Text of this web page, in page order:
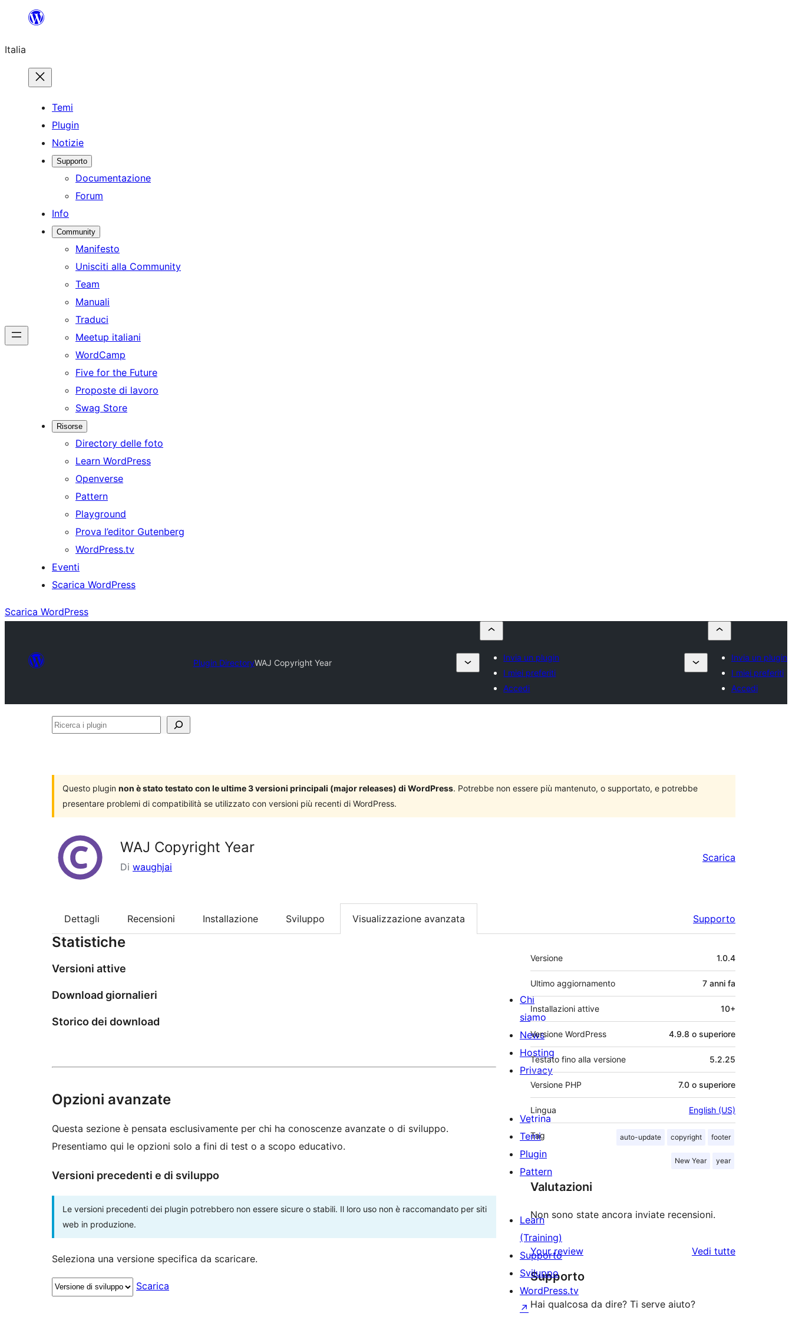
contenuto
Italia
Temi
Plugin
Notizie
Supporto
Documentazione
Forum
Info
Community
Manifesto
Unisciti alla Community
Team
Manuali
Traduci
Meetup italiani
WordCamp
Five for the Future
Proposte di lavoro
Swag Store
Risorse
Directory delle foto
Learn WordPress
Openverse
Pattern
Playground
Prova l’editor Gutenberg
WordPress.tv
Eventi
Scarica WordPress
Scarica WordPress
Plugin DirectoryWAJ Copyright Year
Invia un plugin
I miei preferiti
Accedi
Invia un plugin
I miei preferiti
Accedi
Ricerca
Questo plugin non è stato testato con le ultime 3 versioni principali (major releases) di WordPress. Potrebbe non essere più mantenuto, o supportato, e potrebbe
presentare problemi di compatibilità se utilizzato con versioni più recenti di WordPress.
WAJ Copyright Year
Di waughjai
Scarica
Dettagli Recensioni Installazione Sviluppo Visualizzazione avanzata Supporto
Statistiche
Versioni attive
Download giornalieri
Storico dei download
Opzioni avanzate
Questa sezione è pensata esclusivamente per chi ha conoscenze avanzate o di sviluppo.
Presentiamo qui le opzioni solo a fini di test o a scopo educativo.
Versioni precedenti e di sviluppo
Le versioni precedenti dei plugin potrebbero non essere sicure o stabili. Il loro uso non è raccomandato per siti
web in produzione.
Seleziona una versione specifica da scaricare.
Scarica
Meta
Versione 1.0.4
Ultimo aggiornamento 7 anni fa
Installazioni attive 10+
Versione WordPress 4.9.8 o superiore
Testato fino alla versione 5.2.25
Versione PHP 7.0 o superiore
Lingua English (US)
Tag auto-update copyright footer
New Year year
Valutazioni
Non sono state ancora inviate recensioni.
Your review Vedi tuttele
Supporto
Hai qualcosa da dire? Ti serve aiuto?
Chi
siamo
News
Hosting
Privacy
Vetrina
Temi
Plugin
Pattern
Learn
(Training)
Supporto
Sviluppo
WordPress.tv
↗